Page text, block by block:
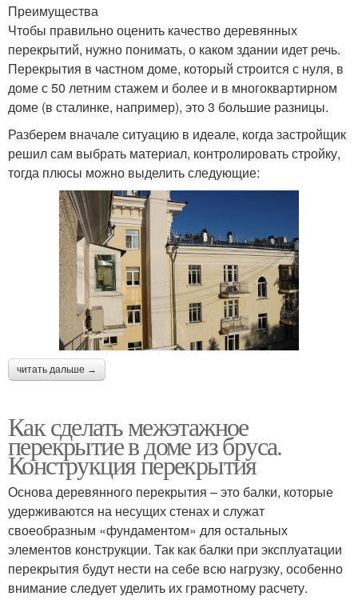
Преимущества
Чтобы правильно оценить качество деревянных
перекрытий, нужно понимать, о каком здании идет речь.
Перекрытия в частном доме, который строится с нуля, в
доме с 50 летним стажем и более и в многоквартирном
доме (в сталинке, например), это 3 большие разницы.
Разберем вначале ситуацию в идеале, когда застройщик
решил сам выбрать материал, контролировать стройку,
тогда плюсы можно выделить следующие:
читать дальше →
Как сделать межэтажное
перекрытие в доме из бруса.
Конструкция перекрытия
Основа деревянного перекрытия – это балки, которые
удерживаются на несущих стенах и служат
своеобразным «фундаментом» для остальных
элементов конструкции. Так как балки при эксплуатации
перекрытия будут нести на себе всю нагрузку, особенно
внимание следует уделить их грамотному расчету.